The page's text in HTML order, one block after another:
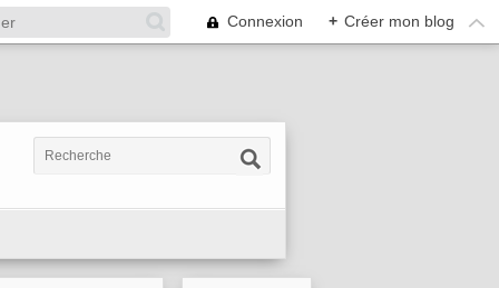
Connexion + Créer mon blog